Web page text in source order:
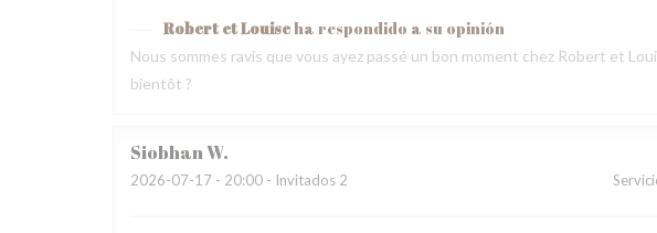
Robert et Louiseha respondido a su opinión
Nous sommes ravis que vous ayez passé un bon moment chez Robert et
bientôt ?
SiobhanW
2026-07-17 - 20:00 - Invitados 2